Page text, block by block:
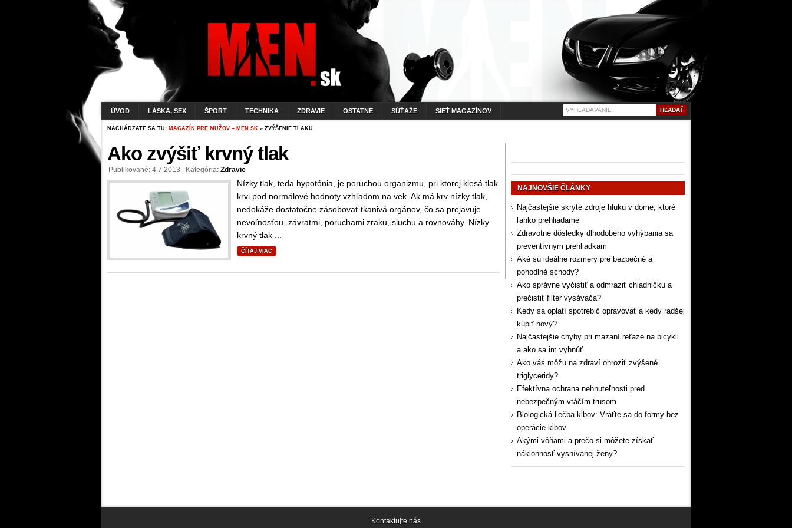
ÚVOD LÁSKA, SEX ŠPORT TECHNIKA ZDRAVIE OSTATNÉ SÚŤAŽE SIEŤ MAGAZÍNOV
NACHÁDZATE SA TU: MAGAZÍN PRE MUŽOV – MEN.SK » ZVÝŠENIE TLAKU
Ako zvýšiť krvný tlak
Publikované: 4.7.2013 | Kategória: Zdravie
Nízky tlak, teda hypotónia, je poruchou organizmu, pri ktorej klesá tlak
krvi pod normálové hodnoty vzhľadom na vek. Ak má krv nízky tlak,
nedokáže dostatočne zásobovať tkanivá orgánov, čo sa prejavuje
nevoľnosťou, závratmi, poruchami zraku, sluchu a rovnováhy. Nízky
krvný tlak ...
ČÍTAJ VIAC
NAJNOVŠIE ČLÁNKY
Najčastejšie skryté zdroje hluku v dome, ktoré
ľahko prehliadame
Zdravotné dôsledky dlhodobého vyhýbania sa
preventívnym prehliadkam
Aké sú ideálne rozmery pre bezpečné a
pohodlné schody?
Ako správne vyčistiť a odmraziť chladničku a
prečistiť filter vysávača?
Kedy sa oplatí spotrebič opravovať a kedy radšej
kúpiť nový?
Najčastejšie chyby pri mazaní reťaze na bicykli
a ako sa im vyhnúť
Ako vás môžu na zdraví ohroziť zvýšené
triglyceridy?
Efektívna ochrana nehnuteľnosti pred
nebezpečným vtáčím trusom
Biologická liečba kĺbov: Vráťte sa do formy bez
operácie kĺbov
Akými vôňami a prečo si môžete získať
náklonnosť vysnívanej ženy?
Kontaktujte nás